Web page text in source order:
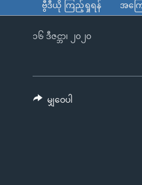
သည့်
ကမ္ဘာ့သတင်းများ
နိုင်ငံတကာ
တရုတ်
အစ္စရေး-ပါလက်စတိုင်း
ရပ်ဝန်းတခု လမ်းတခု အလွန်
အင်္ဂလိပ်စာလေ့လာမယ်
ဗွီဒီယို ကြည့်ရှုရန် အကြ
၁၆ ဒီဇင္ဘာ၊ ၂၀၂၀
မျှဝေပါ